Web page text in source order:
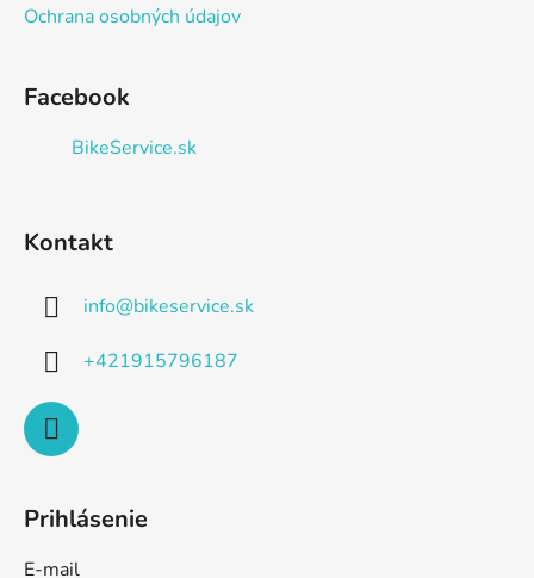
Ochrana osobných údajov
Facebook
BikeService.sk
Kontakt
info@bikeservice.sk
+421915796187
Prihlásenie
E-mail